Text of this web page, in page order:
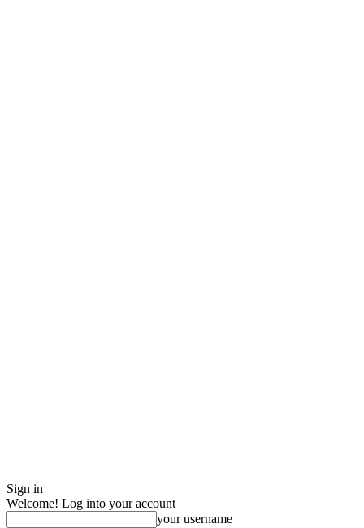
Sign in
Welcome! Log into your account
your username